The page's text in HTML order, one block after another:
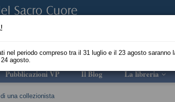
Pubblicazioni VP Il Blog La libreria
una collezionista
nel periodo compreso tra il 31 luglio e il 23 agosto saranno
agosto.